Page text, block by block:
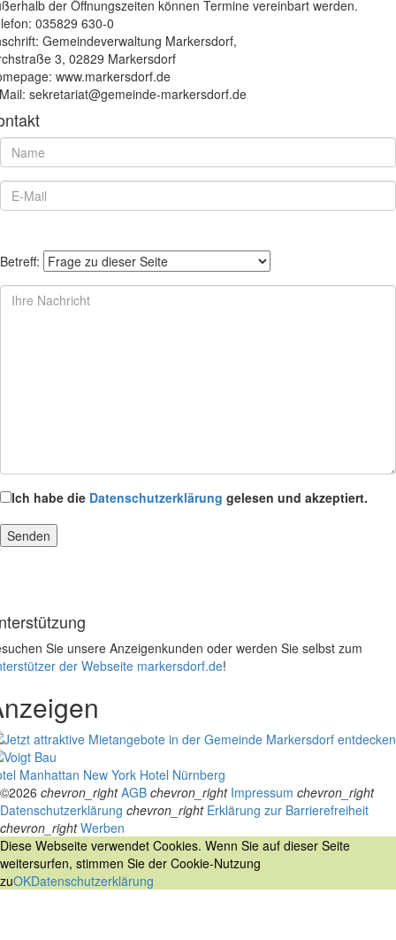
der Öffnungszeiten können Termine vereinbart werden.
035829 630-0
Gemeindeverwaltung Markersdorf,
3, 02829 Markersdorf
www.markersdorf.de
sekretariat@gemeinde-markersdorf.de
Betreff:
Ich habe die Datenschutzerklärung gelesen und akzeptiert.
Sie unsere Anzeigenkunden oder werden Sie selbst zum
der Webseite markersdorf.de!
Manhattan New York Hotel Nürnberg
©2026 chevron_right AGB chevron_right Impressum chevron_right
Datenschutzerklärung chevron_right Erklärung zur Barrierefreiheit
chevron_right Werben
Diese Webseite verwendet Cookies. Wenn Sie auf dieser Seite
weitersurfen, stimmen Sie der Cookie-Nutzung
zuOKDatenschutzerklärung